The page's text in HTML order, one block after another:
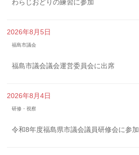
わらじおどりの練習に参加
2026年8月5日
福島市議会
福島市議会議会運営委員会に出席
2026年8月4日
研修・視察
令和8年度福島県市議会議員研修会に参加